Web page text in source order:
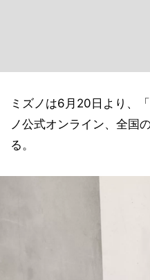
ミズノは6月20日より、
ノ公式オンライン、全国
る。